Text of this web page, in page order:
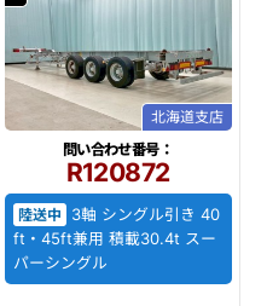
北海道支店
問い合わせ番号：
R120872
陸送中
3軸 シングル引き 40
ft・45ft兼用 積載30.4t スー
パーシングル